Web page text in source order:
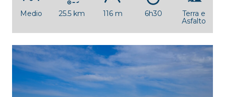
Medio 25.5 km 116 m 6h30
Terra e
Asfalto